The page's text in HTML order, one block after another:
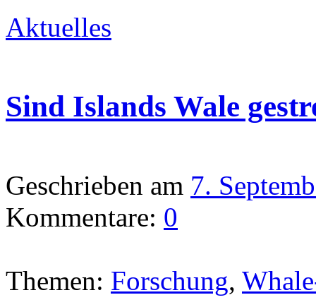
Aktuelles
Sind Islands Wale
Geschrieben am 7.
Kommentare: 0
Themen: Forschung,